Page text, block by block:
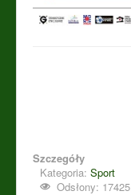
Szczegóły
Kategoria: Sport
Odsłony: 17425